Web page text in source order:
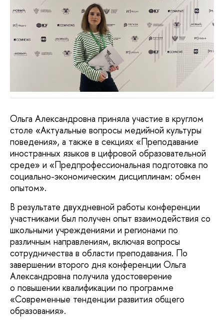
Ольга Александровна приняла участие в круглом
столе «Актуальные вопросы медийной культуры
поведения», а также в секциях «Преподавание
иностранных языков в цифровой образовательной
среде» и «Предпрофессиональная подготовка по
социально-экономическим дисциплинам: обмен
опытом».
В результате двухдневной работы конференции
участниками был получен опыт взаимодействия со
школьными учреждениями и регионами по
различным направлениям, включая вопросы
сотрудничества в области преподавания. По
завершении второго дня конференции Ольга
Александровна получила удостоверение
о повышении квалификации по программе
«Современные тенденции развития общего
образования».